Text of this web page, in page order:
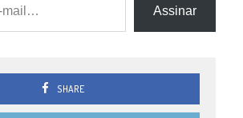
Assinar
SHARE